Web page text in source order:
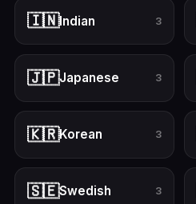
🇮🇳Indian 3
🇯🇵Japanese 3
🇰🇷Korean 3
🇸🇪Swedish 3